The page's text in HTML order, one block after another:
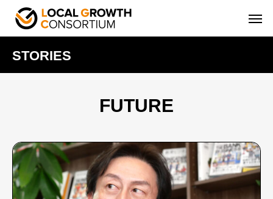
STORIES
FUTURE